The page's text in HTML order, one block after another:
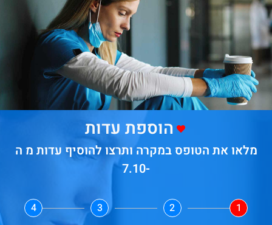
הוספת עדות
מלאו את הטופס במקרה ותרצו להוסיף עדות מ ה
-7.10
1
2
3
4